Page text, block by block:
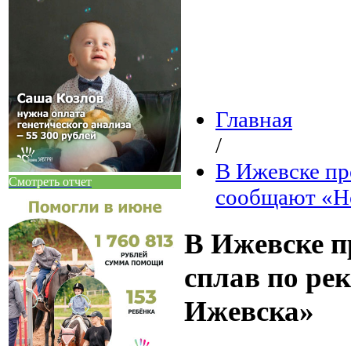
Смотреть отчет
Главная
/
В Ижевске
сообщают
В Ижевске
сплав по
Ижевска»